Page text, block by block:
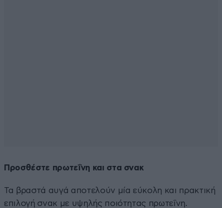
Προσθέστε πρωτεΐνη και στα σνακ
Τα βραστά αυγά αποτελούν μία εύκολη και πρακτική
επιλογή σνακ με υψηλής ποιότητας πρωτεΐνη.